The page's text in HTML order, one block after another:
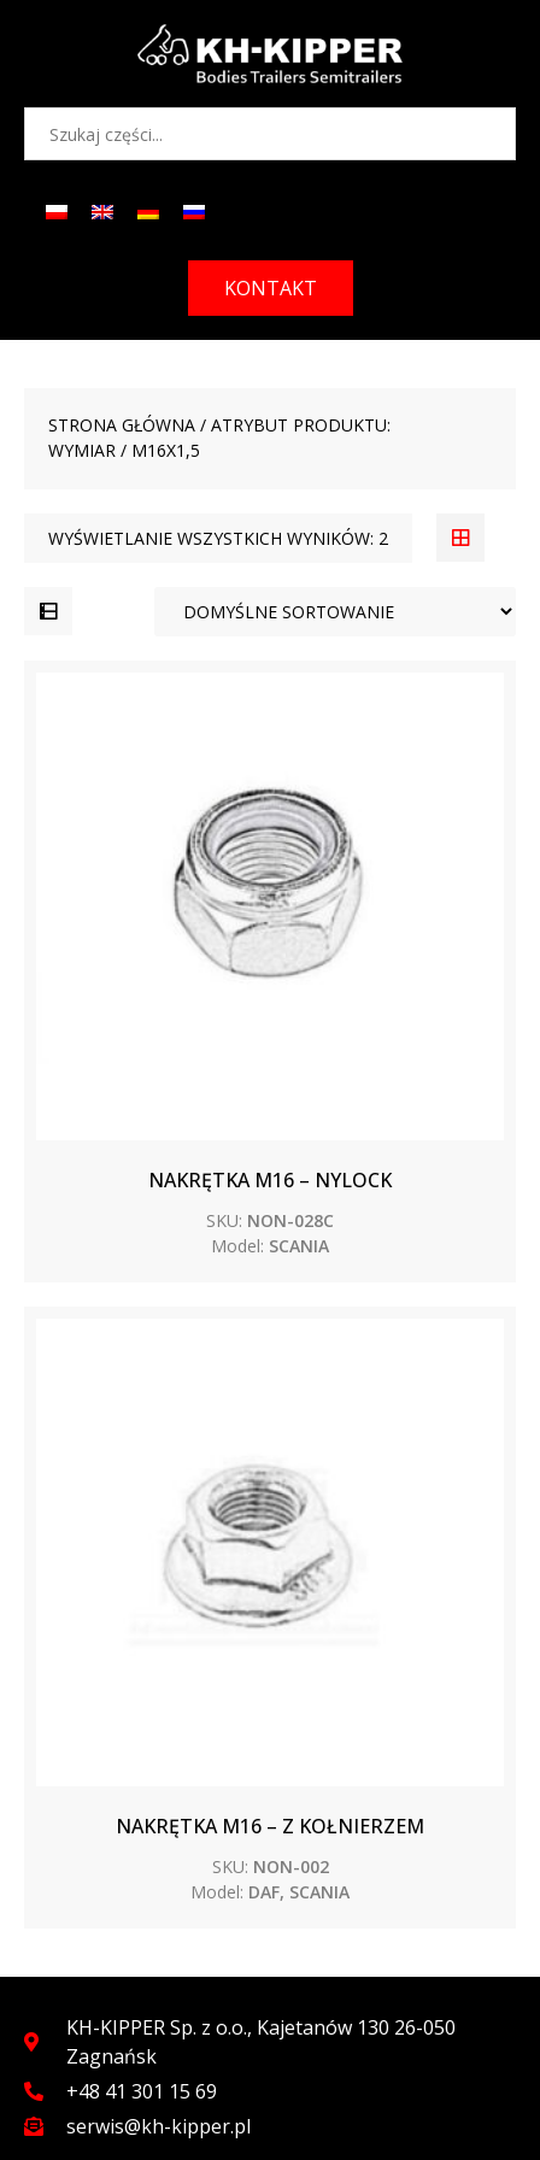
KONTAKT
STRONA GŁÓWNA / ATRYBUT PRODUKTU:
WYMIAR / M16X1,5
WYŚWIETLANIE WSZYSTKICH WYNIKÓW: 2
NAKRĘTKA M16 – NYLOCK
SKU: NON-028C
Model: SCANIA
NAKRĘTKA M16 – Z KOŁNIERZEM
SKU: NON-002
Model: DAF, SCANIA
KH-KIPPER Sp. z o.o., Kajetanów 130 26-050
Zagnańsk
+48 41 301 15 69
serwis@kh-kipper.pl